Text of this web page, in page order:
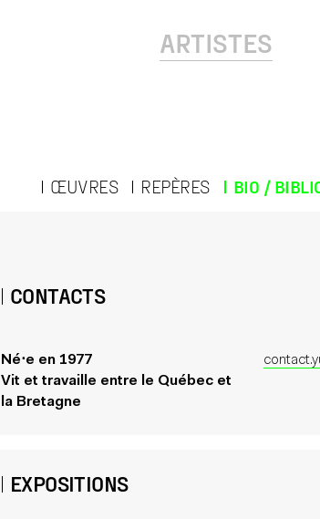
ARTISTES
ŒUVRES REPÈRES BIO /
CONTACTS
Né⋅e en 1977
Vit et travaille entre le Québec et
la Bretagne
EXPOSITIONS